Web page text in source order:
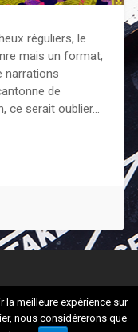
réguliers, le
mais un format,
narrations
de
ce serait oublier…
UP ↑
meilleure expérience sur
nous considérerons que